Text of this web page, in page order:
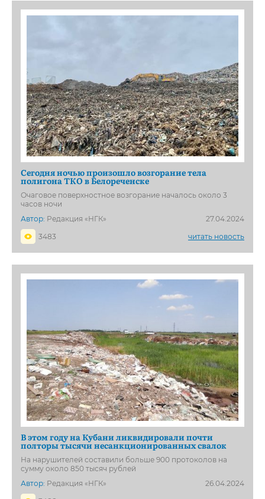
Сегодня ночью произошло возгорание тела
полигона ТКО в Белореченске
Очаговое поверхностное возгорание началось около 3
часов ночи
Автор: Редакция «НГК»
27.04.2024
3483
читать новость
В этом году на Кубани ликвидировали почти
полторы тысячи несанкционированных свалок
На нарушителей составили больше 900 протоколов на
сумму около 850 тысяч рублей
Автор: Редакция «НГК»
26.04.2024